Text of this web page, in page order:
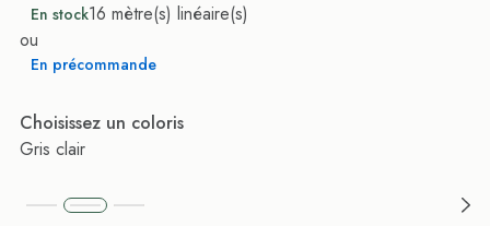
En stock16 mètre(s) linéaire(s)
ou
En précommande
Choisissez un coloris
Gris clair